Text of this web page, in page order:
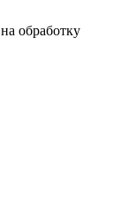
обработку